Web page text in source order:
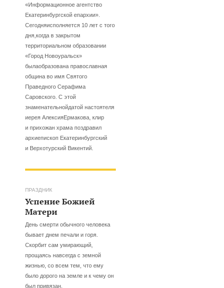
«Информационное агентство
Екатеринбургской епархии».
Сегодняисполняется 10 лет с того
дня,когда в закрытом
территориальном образовании
«Город Новоуральск»
былаобразована православная
община во имя Святого
Праведного Серафима
Саровского. С этой
знаменательнойдатой настоятеля
иерея АлексияЕрмакова, клир
и прихожан храма поздравил
архиепископ Екатеринбургский
и Верхотурский Викентий.
ПРАЗДНИК
Успение Божией
Матери
День смерти обычного человека
бывает днем печали и горя.
Скорбит сам умирающий,
прощаясь навсегда с земной
жизнью, со всем тем, что ему
было дорого на земле и к чему он
был привязан.